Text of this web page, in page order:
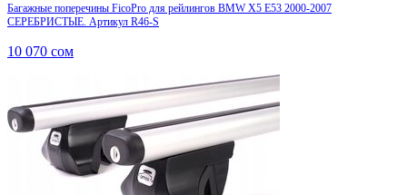
Багажные поперечины FicoPro для рейлингов BMW X5 E53 2000-2007
СЕРЕБРИСТЫЕ. Артикул R46-S
10 070 сом